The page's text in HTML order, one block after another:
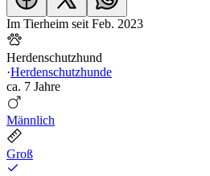
Im Tierheim seit Feb. 2023
Herdenschutzhund
·Herdenschutzhunde
ca. 7 Jahre
Männlich
Groß